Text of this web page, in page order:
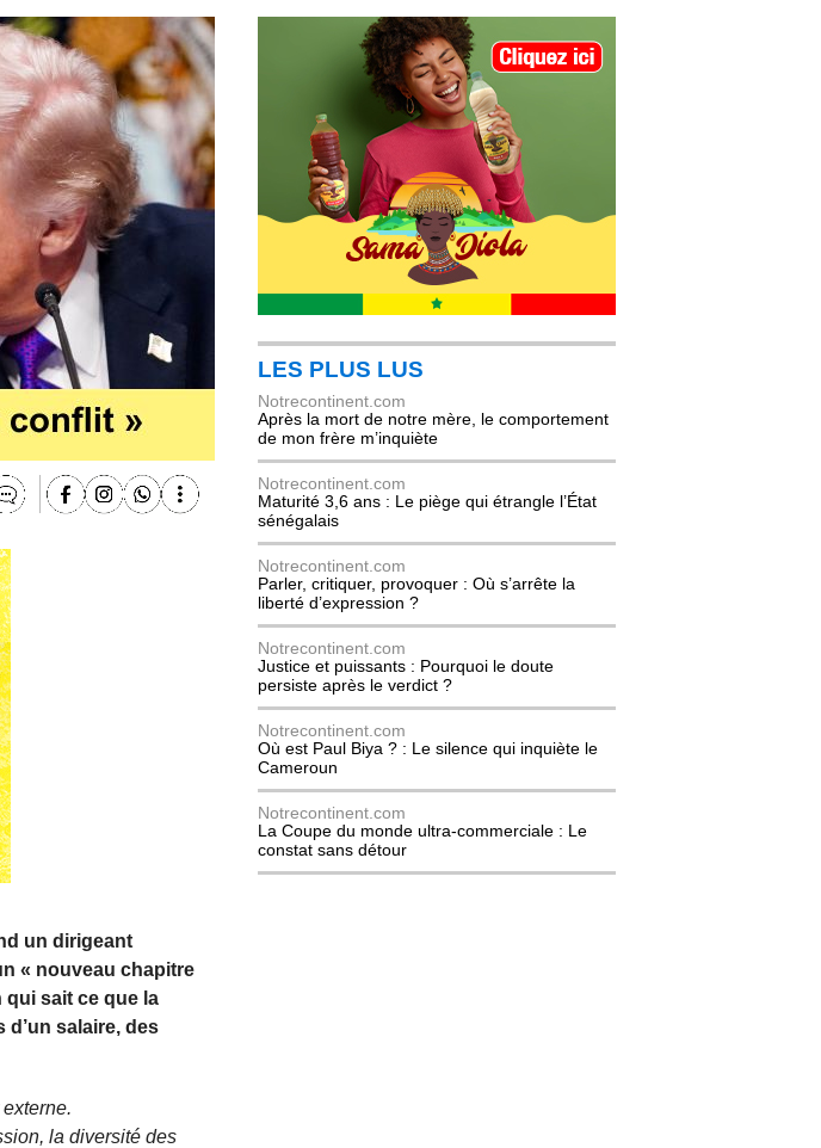
un dirigeant
« nouveau chapitre
qui sait ce que la
salaire, des
la diversité des
LES PLUS LUS
Notrecontinent.com
Après la mort de notre mère, le comportement
de mon frère m’inquiète
Notrecontinent.com
Maturité 3,6 ans : Le piège qui étrangle l’État
sénégalais
Notrecontinent.com
Parler, critiquer, provoquer : Où s’arrête la
liberté d’expression ?
Notrecontinent.com
Justice et puissants : Pourquoi le doute
persiste après le verdict ?
Notrecontinent.com
Où est Paul Biya ? : Le silence qui inquiète le
Cameroun
Notrecontinent.com
La Coupe du monde ultra-commerciale : Le
constat sans détour